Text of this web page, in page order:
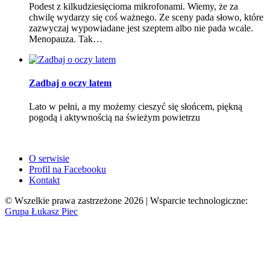
Podest z kilkudziesięcioma mikrofonami. Wiemy, że za
chwilę wydarzy się coś ważnego. Ze sceny pada słowo, które
zazwyczaj wypowiadane jest szeptem albo nie pada wcale.
Menopauza. Tak…
Zadbaj o oczy latem
Lato w pełni, a my możemy cieszyć się słońcem, piękną
pogodą i aktywnością na świeżym powietrzu
O serwisie
Profil na Facebooku
Kontakt
© Wszelkie prawa zastrzeżone 2026 | Wsparcie technologiczne:
Grupa Łukasz Piec